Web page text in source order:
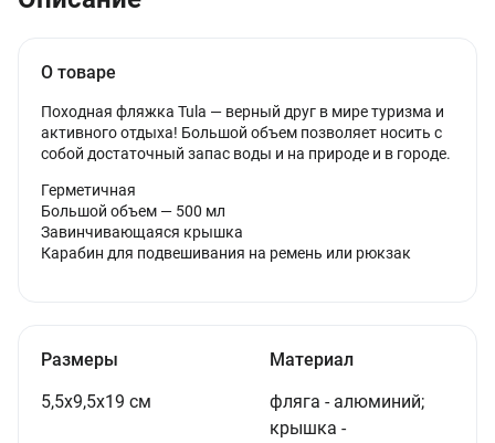
О товаре
Походная фляжка Tula — верный друг в мире туризма и
активного отдыха! Большой объем позволяет носить с
собой достаточный запас воды и на природе и в городе.
Герметичная
Большой объем — 500 мл
Завинчивающаяся крышка
Карабин для подвешивания на ремень или рюкзак
Размеры
5,5x9,5x19 см
Материал
фляга - алюминий;
крышка -